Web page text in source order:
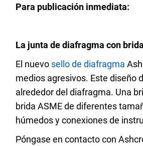
Sensores
equipos y procesos críticos en
de presión y temperatura.
Agua y
Para publicación inmediata:
La junta de diafragma con
El nuevo sello de diafragma
medios agresivos. Este diseño
alrededor del diafragma. Una
brida ASME de diferentes
húmedos y conexiones de
Póngase en contacto con